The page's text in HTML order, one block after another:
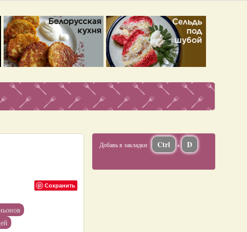
Сохранить
Добавь в закладки Ctrl + D